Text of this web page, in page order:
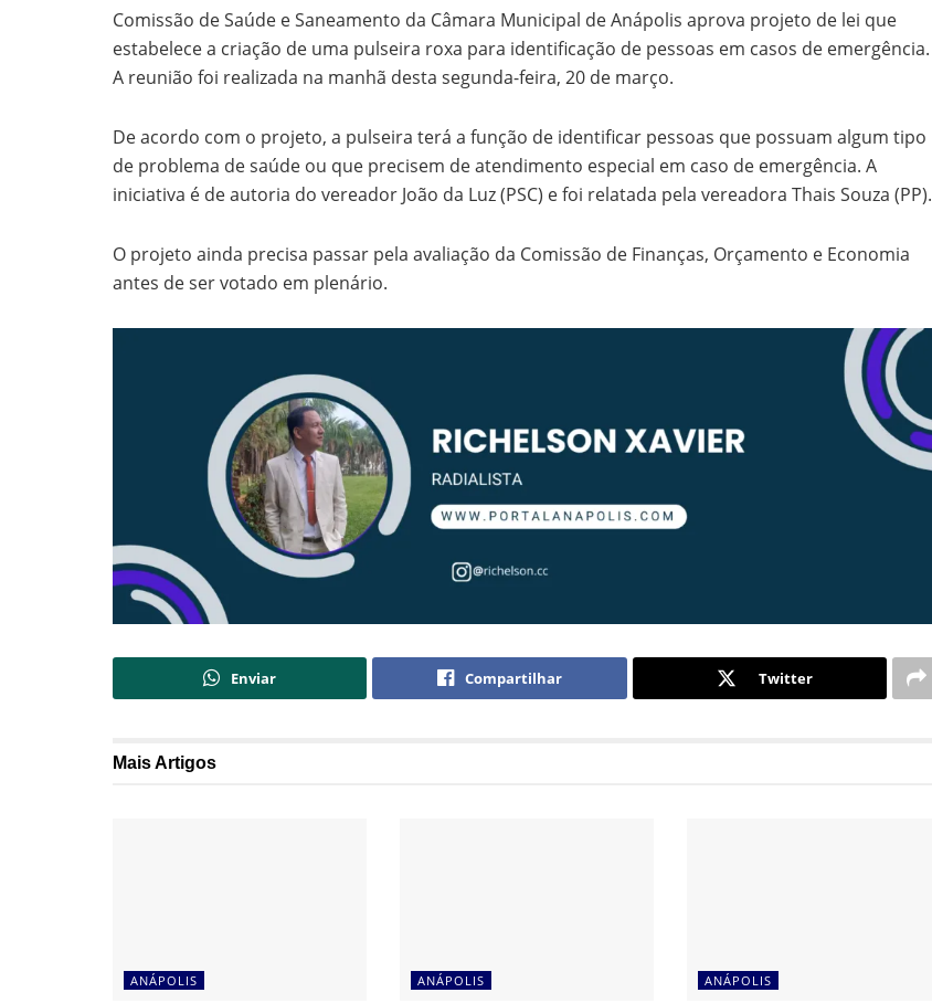
Comissão de Saúde e Saneamento da Câmara Municipal de Anápolis aprova projeto de lei que
estabelece a criação de uma pulseira roxa para identificação de pessoas em casos de emergência.
A reunião foi realizada na manhã desta segunda-feira, 20 de março.
De acordo com o projeto, a pulseira terá a função de identificar pessoas que possuam algum tipo
de problema de saúde ou que precisem de atendimento especial em caso de emergência. A
iniciativa é de autoria do vereador João da Luz (PSC) e foi relatada pela vereadora Thais Souza (PP).
O projeto ainda precisa passar pela avaliação da Comissão de Finanças, Orçamento e Economia
antes de ser votado em plenário.
Enviar Compartilhar Twitter
MaisArtigos
ANÁPOLIS ANÁPOLIS ANÁPOLIS